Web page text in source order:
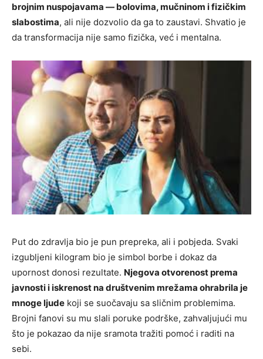
brojnim nuspojavama — bolovima, mučninom i fizičkim
slabostima, ali nije dozvolio da ga to zaustavi. Shvatio je
da transformacija nije samo fizička, već i mentalna.
Put do zdravlja bio je pun prepreka, ali i pobjeda. Svaki
izgubljeni kilogram bio je simbol borbe i dokaz da
upornost donosi rezultate. Njegova otvorenost prema
javnosti i iskrenost na društvenim mrežama ohrabrila je
mnoge ljude koji se suočavaju sa sličnim problemima.
Brojni fanovi su mu slali poruke podrške, zahvaljujući mu
što je pokazao da nije sramota tražiti pomoć i raditi na
sebi.